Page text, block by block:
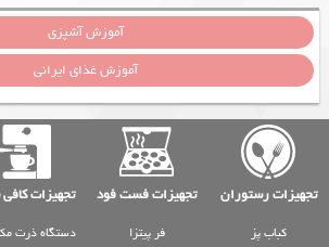
آموزش آشپزی
آموزش غذای ایرانی
تجهیزات رستوران تجهیزات فست فود تجهیزات
کباب پز
فر پیتزا
دستگاه ذرت